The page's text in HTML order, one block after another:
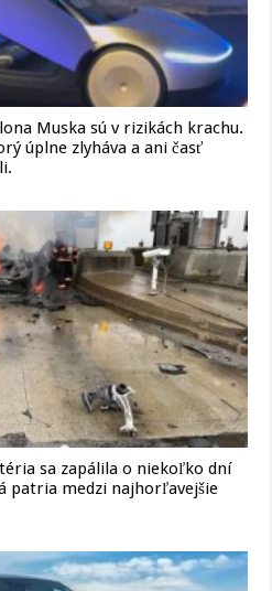
Muska sú v rizikách krachu.
úplne zlyháva a ani časť
sa zapálila o niekoľko dní
patria medzi najhorľavejšie